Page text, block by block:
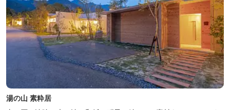
湯の山 素粋居